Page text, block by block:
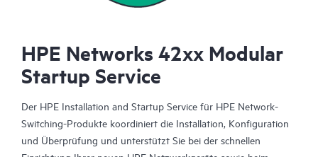
HPE Networks 42xx Modular
Startup Service
Der HPE Installation and Startup Service für HPE Network-
Switching-Produkte koordiniert die Installation, Konfiguration
und Überprüfung und unterstützt Sie bei der schnellen